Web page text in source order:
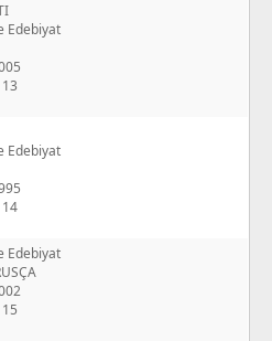
Edebiyat
13
Edebiyat
14
Edebiyat
15